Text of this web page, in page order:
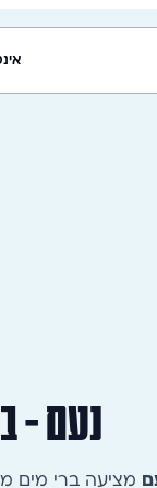
נעם -
מציעה ברי מים